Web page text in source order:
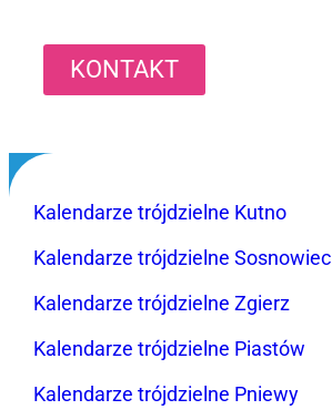
KONTAKT
Kalendarze trójdzielne Kutno
Kalendarze trójdzielne Sosnowiec
Kalendarze trójdzielne Zgierz
Kalendarze trójdzielne Piastów
Kalendarze trójdzielne Pniewy